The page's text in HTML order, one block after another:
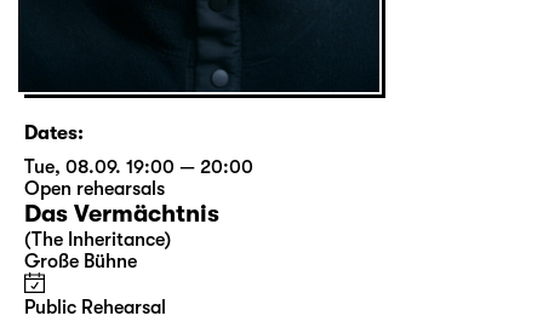
Dates:
Tue, 08.09. 19:00 — 20:00
Open rehearsals
Das Vermächtnis
(The Inheritance)
Große Bühne
Public Rehearsal